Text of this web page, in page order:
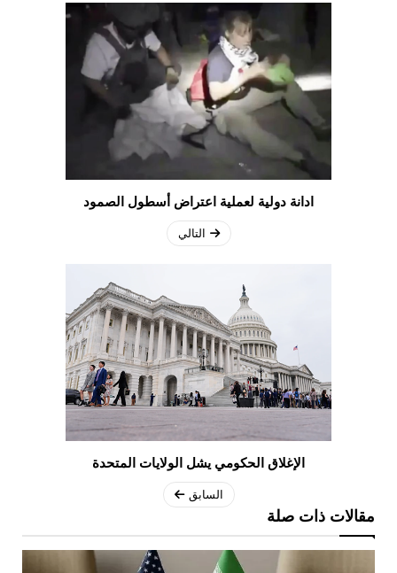
ادانة دولية لعملية اعتراض أسطول الصمود
التالي
الإغلاق الحكومي يشل الولايات المتحدة
السابق
مقالات ذات صلة